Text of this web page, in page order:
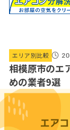
エリア別比較
相模原市のエ
めの業者9選